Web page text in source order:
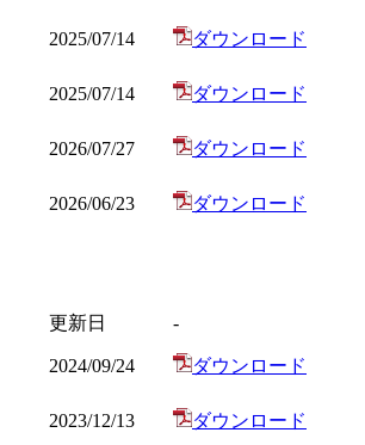
2025/07/14 ダウンロード
2025/07/14 ダウンロード
2026/07/27 ダウンロード
2026/06/23 ダウンロード
更新日
-
2024/09/24 ダウンロード
2023/12/13 ダウンロード